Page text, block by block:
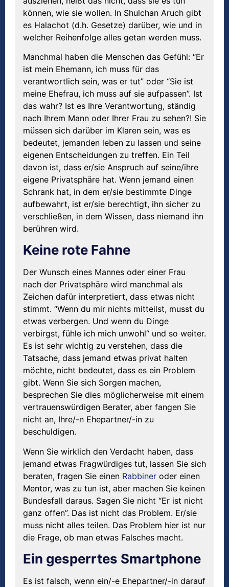
können, wie sie wollen. In Shulchan Aruch gibt
es Halachot (d.h. Gesetze) darüber, wie und in
welcher Reihenfolge alles getan werden muss.
Manchmal haben die Menschen das Gefühl: “Er
ist mein Ehemann, ich muss für das
verantwortlich sein, was er tut” oder “Sie ist
meine Ehefrau, ich muss auf sie aufpassen”. Ist
das wahr? Ist es Ihre Verantwortung, ständig
nach Ihrem Mann oder Ihrer Frau zu sehen?! Sie
müssen sich darüber im Klaren sein, was es
bedeutet, jemanden leben zu lassen und seine
eigenen Entscheidungen zu treffen. Ein Teil
davon ist, dass er/sie Anspruch auf seine/ihre
eigene Privatsphäre hat. Wenn jemand einen
Schrank hat, in dem er/sie bestimmte Dinge
aufbewahrt, ist er/sie berechtigt, ihn sicher zu
verschließen, in dem Wissen, dass niemand ihn
berühren wird.
Keine rote Fahne
Der Wunsch eines Mannes oder einer Frau
nach der Privatsphäre wird manchmal als
Zeichen dafür interpretiert, dass etwas nicht
stimmt. “Wenn du mir nichts mitteilst, musst du
etwas verbergen. Und wenn du Dinge
verbirgst, fühle ich mich unwohl“ und so weiter.
Es ist sehr wichtig zu verstehen, dass die
Tatsache, dass jemand etwas privat halten
möchte, nicht bedeutet, dass es ein Problem
gibt. Wenn Sie sich Sorgen machen,
besprechen Sie dies möglicherweise mit einem
vertrauenswürdigen Berater, aber fangen Sie
nicht an, Ihre/-n Ehepartner/-in zu
beschuldigen.
Wenn Sie wirklich den Verdacht haben, dass
jemand etwas Fragwürdiges tut, lassen Sie sich
beraten, fragen Sie einen Rabbiner oder einen
Mentor, was zu tun ist, aber machen Sie keinen
Bundesfall daraus. Sagen Sie nicht “Er ist nicht
ganz offen”. Das ist nicht das Problem. Er/sie
muss nicht alles teilen. Das Problem hier ist nur
die Frage, ob man etwas Falsches macht.
Ein gesperrtes Smartphone
Es ist falsch, wenn ein/-e Ehepartner/-in darauf